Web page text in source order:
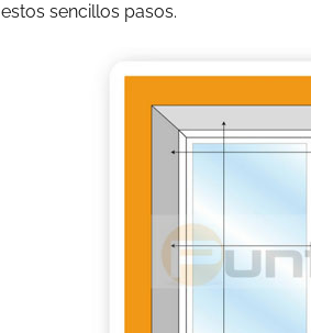
estos sencillos pasos.